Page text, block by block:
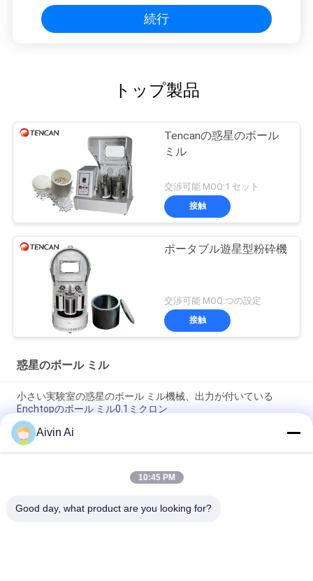
続行
トップ製品
Tencanの惑星のボール
ミル
交渉可能 MOQ:1 セット
接触
ポータブル遊星型粉砕機
交渉可能 MOQ:つの設定
接触
惑星のボール ミル
小さい実験室の惑星のボール ミル機械、出力が付いている
Enchtopのボール ミル0.1ミクロン
小型サイズの長い生命時間実験室の220V電源が付いている惑星
のボール ミル
耐久の小型の惑星のマイクロ製造所機械90-870 Rpmは速度を回
Aivin Ai
10:45 PM
Good day, what product are you looking for?